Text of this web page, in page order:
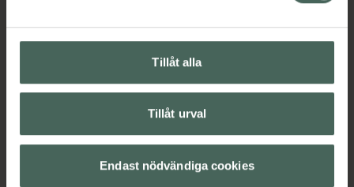
Tillåt alla
Tillåt urval
Endast nödvändiga cookies